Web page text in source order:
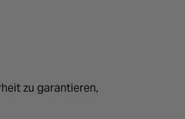
zu garantieren,